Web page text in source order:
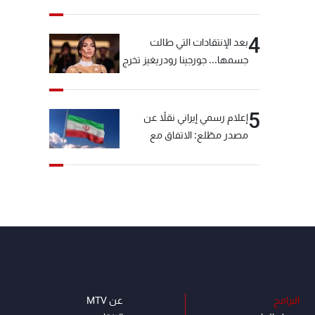
4بعد الإنتقادات التي طالت
جسمها... جورجينا رودريغيز تخرج
5إعلام رسمي إيراني نقلاً عن
مصدر مطّلع: الاتفاق مع
البرامج
عن MTV